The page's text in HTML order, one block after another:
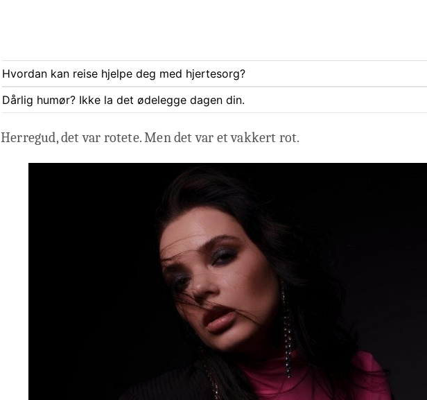
Hvordan kan reise hjelpe deg med hjertesorg?
Dårlig humør? Ikke la det ødelegge dagen din.
Herregud, det var rotete. Men det var et vakkert rot.